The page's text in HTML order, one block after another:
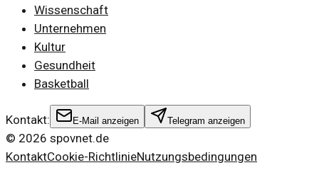
Wissenschaft
Unternehmen
Kultur
Gesundheit
Basketball
Kontakt: E-Mail anzeigen Telegram anzeigen
© 2026 spovnet.de
KontaktCookie-RichtlinieNutzungsbedingungen